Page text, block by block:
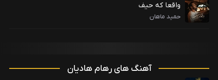
واقعا که حیف
حمید ماهان
آهنگ های رهام هادیان